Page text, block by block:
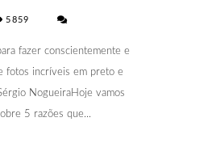
5859
fazer conscientemente e
fotos incríveis em preto e
NogueiraHoje vamos
5 razões que...